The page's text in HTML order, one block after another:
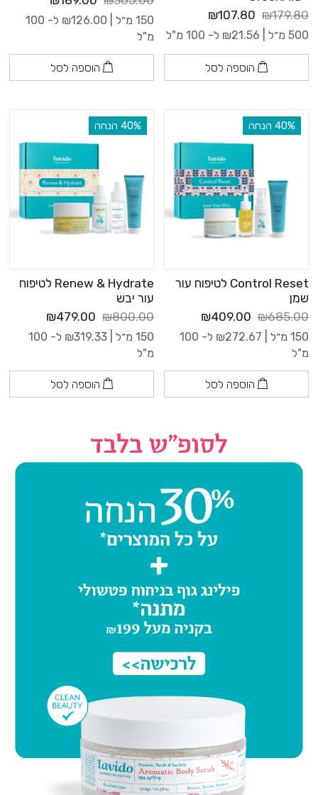
₪179.80
₪107.80
500 מ״ל | ₪21.56 ל- 100 מ"ל
הוספה לסל
150 מ״ל | ₪126.00
ל- 100
מ"ל
הוספה לסל
‫40% הנחה
Control Reset לטיפוח עור
שמן
₪685.00
₪409.00
150 מ״ל | ₪272.67
ל- 100
מ"ל
הוספה לסל
‫40% הנחה
Renew & Hydrate לטיפוח
עור יבש
₪800.00
₪479.00
150 מ״ל | ₪319.33
ל- 100
מ"ל
הוספה לסל